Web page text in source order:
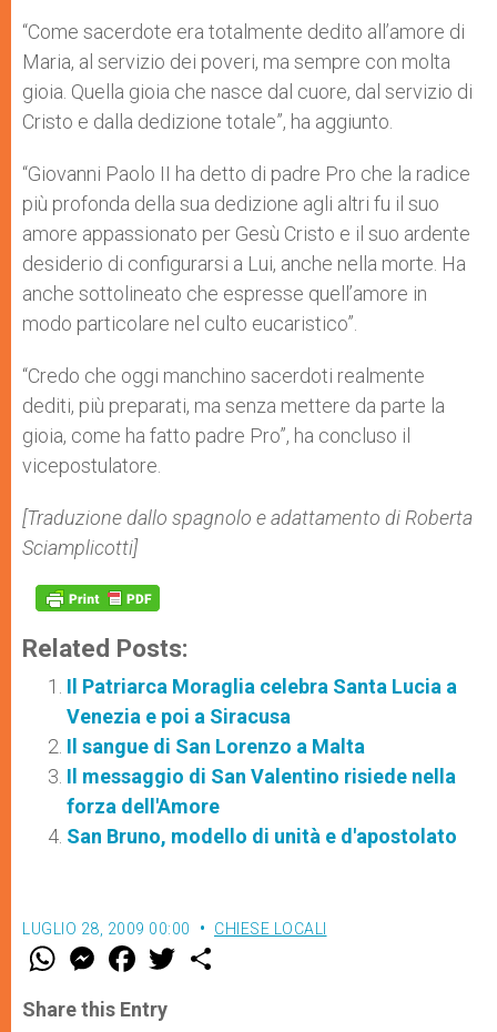
“Come sacerdote era totalmente dedito all’amore di
Maria, al servizio dei poveri, ma sempre con molta
gioia. Quella gioia che nasce dal cuore, dal servizio di
Cristo e dalla dedizione totale”, ha aggiunto.
“Giovanni Paolo II ha detto di padre Pro che la radice
più profonda della sua dedizione agli altri fu il suo
amore appassionato per Gesù Cristo e il suo ardente
desiderio di configurarsi a Lui, anche nella morte. Ha
anche sottolineato che espresse quell’amore in
modo particolare nel culto eucaristico”.
“Credo che oggi manchino sacerdoti realmente
dediti, più preparati, ma senza mettere da parte la
gioia, come ha fatto padre Pro”, ha concluso il
vicepostulatore.
[Traduzione dallo spagnolo e adattamento di Roberta
Sciamplicotti]
Related Posts:
Il Patriarca Moraglia celebra Santa Lucia a
Venezia e poi a Siracusa
Il sangue di San Lorenzo a Malta
Il messaggio di San Valentino risiede nella
forza dell'Amore
San Bruno, modello di unità e d'apostolato
LUGLIO 28, 2009 00:00 CHIESE LOCALI
W
t
s
M
e
s
e
F
a
e
b
w
Share this Entry